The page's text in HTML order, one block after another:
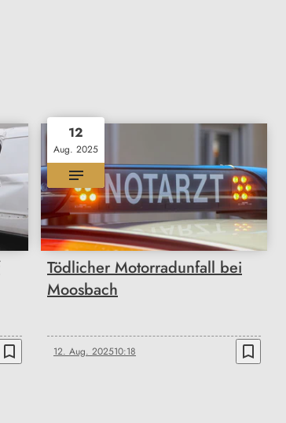
bookmark_border
12
Aug. 2025
Tödlicher Motorradunfall bei
Moosbach
12. Aug. 202510:18 bookmark_border